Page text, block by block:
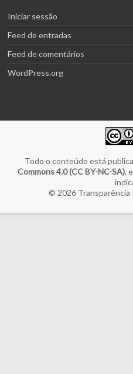
Iniciar sessão
Feed de entradas
Feed de comentários
WordPress.org
Todo o conteúdo está
Commons 4.0 (CC BY-NC-SA),
© 2026